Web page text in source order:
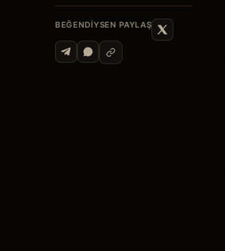
BEĞENDIYSEN PAYLAŞ